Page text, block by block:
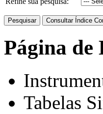
Página de
Tabelas